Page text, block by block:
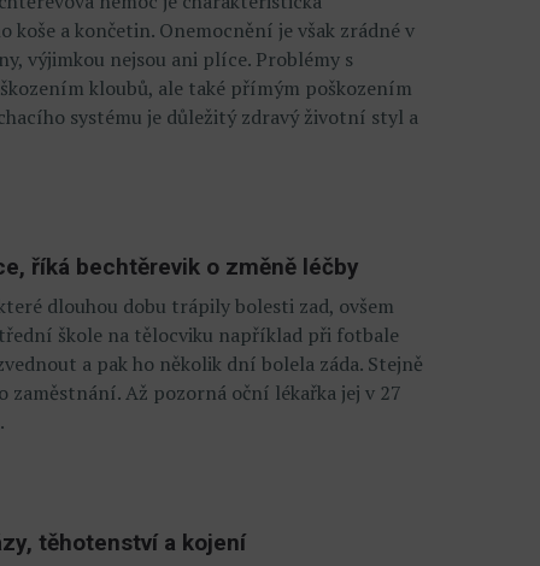
a končetin. Onemocnění je však zrádné v
výjimkou nejsou ani plíce. Problémy s
kloubů, ale také přímým poškozením
systému je důležitý zdravý životní styl a
říká bechtěrevik o změně léčby
dlouhou dobu trápily bolesti zad, ovšem
škole na tělocviku například při fotbale
a pak ho několik dní bolela záda. Stejně
zaměstnání. Až pozorná oční lékařka jej v 27
těhotenství a kojení